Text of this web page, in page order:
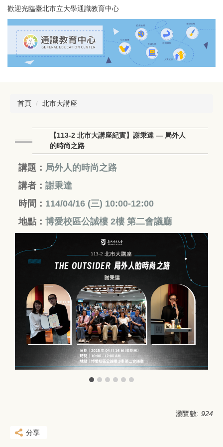
跳
到
主
歡迎光臨臺北市立大學通識教育中心
首頁 北市大講座
【113-2 北市大講座紀實】謝秉達 — 局外人
的時尚之路
講題： 局外人的時尚之路
講者： 謝秉達
時間： 114/04/16 (三) 10:00-12:00
地點： 博愛校區公誠樓 2樓 第二會議廳
瀏覽數: 924
分享